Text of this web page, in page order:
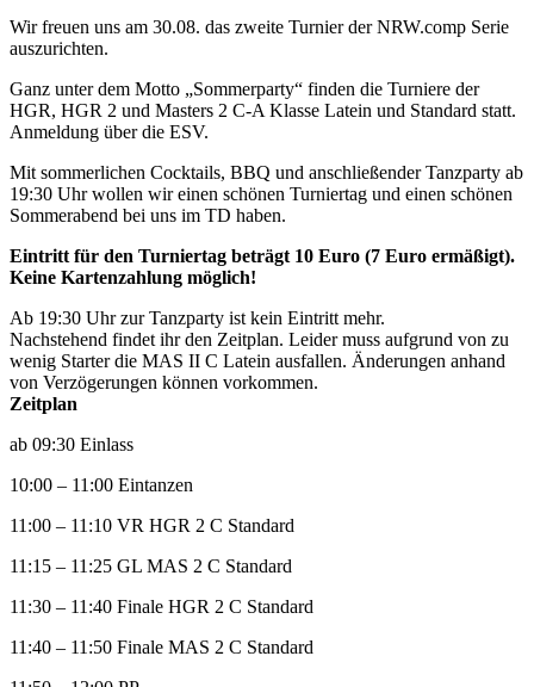
Wir freuen uns am 30.08. das zweite Turnier der NRW.comp Serie
auszurichten.
Ganz unter dem Motto „Sommerparty“ finden die Turniere der
HGR, HGR 2 und Masters 2 C-A Klasse Latein und Standard statt.
Anmeldung über die ESV.
Mit sommerlichen Cocktails, BBQ und anschließender Tanzparty ab
19:30 Uhr wollen wir einen schönen Turniertag und einen schönen
Sommerabend bei uns im TD haben.
Eintritt für den Turniertag beträgt 10 Euro (7 Euro ermäßigt).
Keine Kartenzahlung möglich!
Ab 19:30 Uhr zur Tanzparty ist kein Eintritt mehr.
Nachstehend findet ihr den Zeitplan. Leider muss aufgrund von zu
wenig Starter die MAS II C Latein ausfallen. Änderungen anhand
von Verzögerungen können vorkommen.
Zeitplan
ab 09:30 Einlass
10:00 – 11:00 Eintanzen
11:00 – 11:10 VR HGR 2 C Standard
11:15 – 11:25 GL MAS 2 C Standard
11:30 – 11:40 Finale HGR 2 C Standard
11:40 – 11:50 Finale MAS 2 C Standard